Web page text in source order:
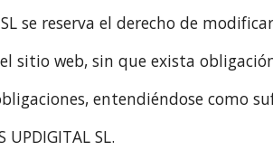
SL se reserva el derecho de
sitio web, sin que exista
entendiéndose como
UPDIGITAL SL.